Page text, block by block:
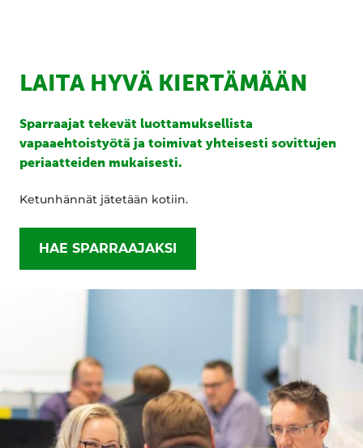
LAITA HYVÄ KIERTÄMÄÄN
Sparraajat tekevät luottamuksellista
vapaaehtoistyötä ja toimivat yhteisesti sovittujen
periaatteiden mukaisesti.
Ketunhännät jätetään kotiin.
HAE SPARRAAJAKSI